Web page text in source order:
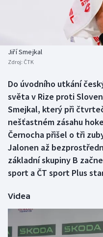
Boby a skeleton
Box
Curling
Florbal
Futsal
Golf
Gymnastika
Historické návraty
Aplikace ČT sport
AZ kvíz
Jiří Smejkal
Zdroj: ČTK
Do úvodního utkání
světa v Rize proti
Smejkal, který při
nešťastném zásahu
Černocha přišel o tři
Jalonen až
základní skupiny B
sport a ČT sport Plus
Videa